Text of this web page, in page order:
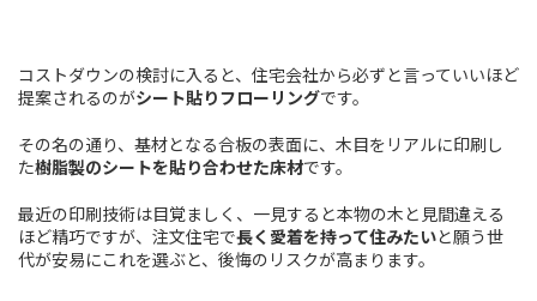
コストダウンの検討に入ると、住宅会社から必ずと言っていいほど
提案されるのがシート貼りフローリングです。
その名の通り、基材となる合板の表面に、木目をリアルに印刷し
た樹脂製のシートを貼り合わせた床材です。
最近の印刷技術は目覚ましく、一見すると本物の木と見間違える
ほど精巧ですが、注文住宅で長く愛着を持って住みたいと願う世
代が安易にこれを選ぶと、後悔のリスクが高まります。